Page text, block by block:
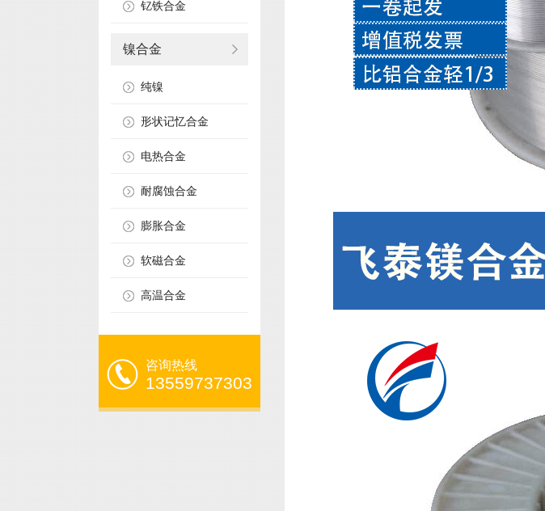
钇铁合金
镍合金
纯镍
形状记忆合金
电热合金
耐腐蚀合金
膨胀合金
软磁合金
高温合金
咨询热线
13559737303